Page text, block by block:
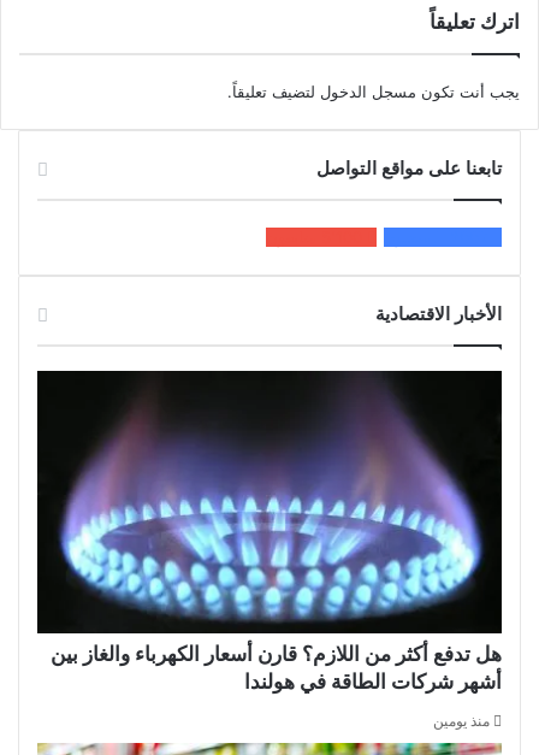
اترك تعليقاً
يجب أنت تكون مسجل الدخول لتضيف تعليقاً.
تابعنا على مواقع التواصل
الأخبار الاقتصادية
هل تدفع أكثر من اللازم؟ قارن أسعار الكهرباء والغاز بين
أشهر شركات الطاقة في هولندا
منذ يومين